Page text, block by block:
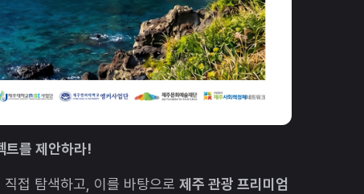
트를 제안하라!
직접 탐색하고, 이를 바탕으로제주 관광 프리미엄